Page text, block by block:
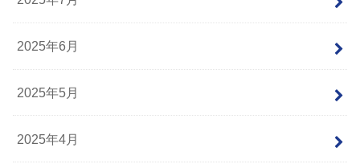
2025年6月
2025年5月
2025年4月